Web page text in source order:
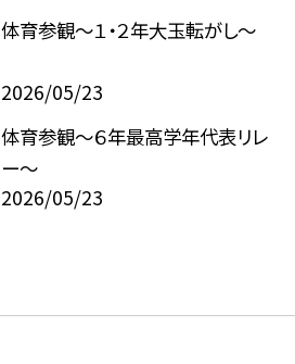
体育参観～１・２年大玉転がし～
2026/05/23
体育参観～６年最高学年代表リレ
ー～
2026/05/23